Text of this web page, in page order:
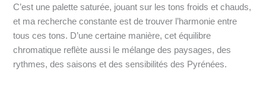
C’est une palette saturée, jouant sur les tons froids et chauds,
et ma recherche constante est de trouver l’harmonie entre
tous ces tons. D’une certaine manière, cet équilibre
chromatique reflète aussi le mélange des paysages, des
rythmes, des saisons et des sensibilités des Pyrénées.